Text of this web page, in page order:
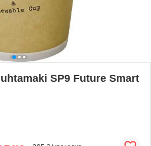
SP9 Future Smart